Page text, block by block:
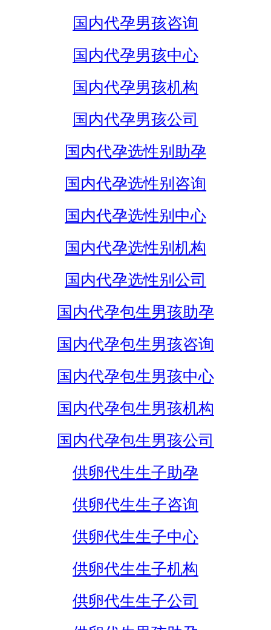
国内代孕男孩咨询
国内代孕男孩中心
国内代孕男孩机构
国内代孕男孩公司
国内代孕选性别助孕
国内代孕选性别咨询
国内代孕选性别中心
国内代孕选性别机构
国内代孕选性别公司
国内代孕包生男孩助孕
国内代孕包生男孩咨询
国内代孕包生男孩中心
国内代孕包生男孩机构
国内代孕包生男孩公司
供卵代生生子助孕
供卵代生生子咨询
供卵代生生子中心
供卵代生生子机构
供卵代生生子公司